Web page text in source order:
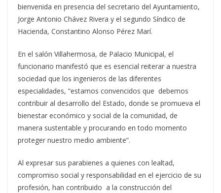
bienvenida en presencia del secretario del Ayuntamiento,
Jorge Antonio Chávez Rivera y el segundo Síndico de
Hacienda, Constantino Alonso Pérez Marí.
En el salón Villahermosa, de Palacio Municipal, el
funcionario manifestó que es esencial reiterar a nuestra
sociedad que los ingenieros de las diferentes
especialidades, “estamos convencidos que debemos
contribuir al desarrollo del Estado, donde se promueva el
bienestar económico y social de la comunidad, de
manera sustentable y procurando en todo momento
proteger nuestro medio ambiente”.
Al expresar sus parabienes a quienes con lealtad,
compromiso social y responsabilidad en el ejercicio de su
profesión, han contribuido a la construcción del